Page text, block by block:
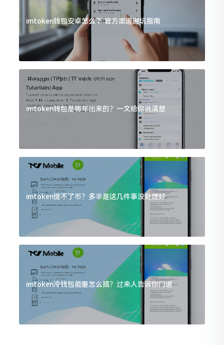
imtoken钱包安卓怎么下 官方渠道避坑指南
imtoken钱包是哪年出来的？一文给你说清楚
imtoken提不了币？多半是这几件事没处理好
imtoken冷钱包能量怎么搞？过来人告诉你门道